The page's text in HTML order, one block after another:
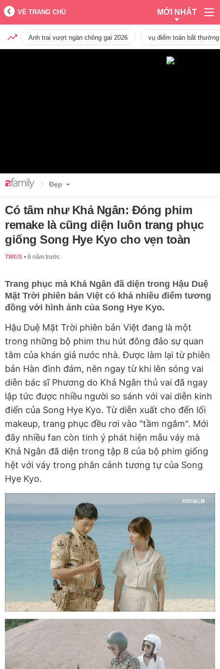
VỀ TRANG CHỦ MỚI NHẤT
Anh trai vượt ngàn chông gai 2026 vụ điểm toán bất
Đẹp
Có tâm như Khả Ngân: Đóng phim
remake là cũng diện luôn trang phục
giống Song Hye Kyo cho vẹn toàn
TWUS 8 năm trước
Trang phục mà Khả Ngân đã diện trong Hậu Duệ
Mặt Trời phiên bản Việt có khá nhiều điểm tương
đồng với hình ảnh của Song Hye Kyo.
Hậu Duệ Mặt Trời phiên bản Việt đang là một
trong những bộ phim thu hút đông đảo sự quan
tâm của khán giả nước nhà. Được làm lại từ phiên
bản Hàn đình đám, nên ngay từ khi lên sóng vai
diễn bác sĩ Phương do Khả Ngân thủ vai đã ngay
lập tức được nhiều người so sánh với vai diễn kinh
điển của Song Hye Kyo. Từ diễn xuất cho đến lối
makeup, trang phục đều rơi vào "tầm ngắm". Mới
đây nhiều fan còn tinh ý phát hiện mẫu váy mà
Khả Ngân đã diện trong tập 8 của bộ phim giống
hệt với váy trong phân cảnh tương tự của Song
Hye Kyo.